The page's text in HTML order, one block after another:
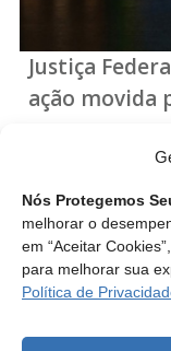
Nós Protegemos
melhorar o
em “Aceitar
para melhorar sua
Política de
Justiça
ação movida
Distrito Federal
de entregar cópias
industriais para o
Leia mais